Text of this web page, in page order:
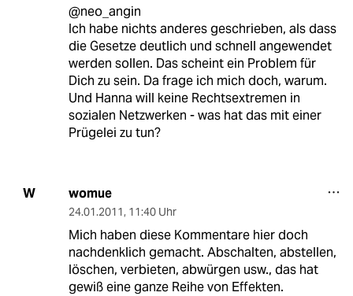
@neo_angin
Ich habe nichts anderes geschrieben, als dass
die Gesetze deutlich und schnell angewendet
werden sollen. Das scheint ein Problem für
Dich zu sein. Da frage ich mich doch, warum.
Und Hanna will keine Rechtsextremen in
sozialen Netzwerken - was hat das mit einer
Prügelei zu tun?
W womue
24.01.2011, 11:40 Uhr
Mich haben diese Kommentare hier doch
nachdenklich gemacht. Abschalten, abstellen,
löschen, verbieten, abwürgen usw., das hat
gewiß eine ganze Reihe von Effekten.